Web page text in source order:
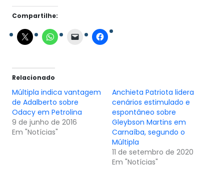
Compartilhe:
Relacionado
Múltipla indica vantagem
de Adalberto sobre
Odacy em Petrolina
9 de junho de 2016
Em "Notícias"
Anchieta Patriota lidera
cenários estimulado e
espontâneo sobre
Gleybson Martins em
Carnaíba, segundo o
Múltipla
11 de setembro de 2020
Em "Notícias"